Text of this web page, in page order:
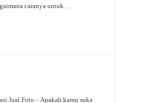
caranya untuk …
Jual Foto – Apakah kamu suka